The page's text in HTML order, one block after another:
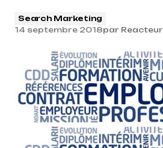
Search Marketing
14 septembre 2018par Reacteur